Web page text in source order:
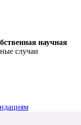
научная
случаи